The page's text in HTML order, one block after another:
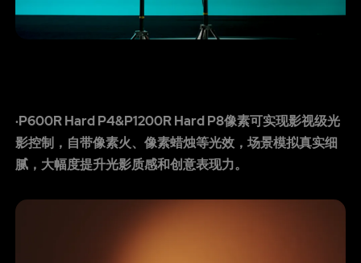
·P600R Hard P4&P1200R Hard P8像素可实现影视级光
影控制，自带像素火、像素蜡烛等光效，场景模拟真实细
腻，大幅度提升光影质感和创意表现力。